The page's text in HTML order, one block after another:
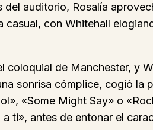
auditorio, Rosalía
con Whitehall
de Manchester, y
sonrisa cómplice, cogió
«Some Might Say» o
antes de entonar el